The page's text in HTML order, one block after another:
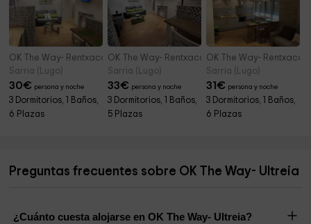
OK The Way- Rentxacobeo A
Sarria (Lugo)
30€ persona y noche
3 Dormitorios, 1 Baños,
6 Plazas
OK The Way- Rentxacobeo 2A
Sarria (Lugo)
33€ persona y noche
3 Dormitorios, 1 Baños,
5 Plazas
OK The Way-
Sarria (Lugo)
31€ persona y noche
3 Dormitorios, 1 Baños,
6 Plazas
Preguntas frecuentes sobre OK The Way- Ultreia
¿Cuánto cuesta alojarse en OK The Way- Ultreia?